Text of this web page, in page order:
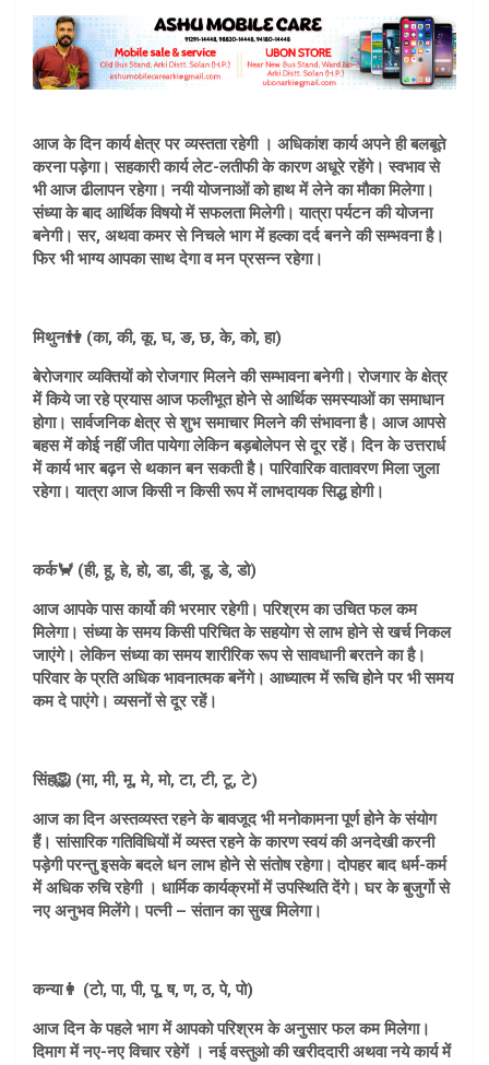
आज के दिन कार्य क्षेत्र पर व्यस्तता रहेगी । अधिकांश कार्य अपने ही बलबूते
करना पड़ेगा। सहकारी कार्य लेट-लतीफी के कारण अधूरे रहेंगे। स्वभाव से
भी आज ढीलापन रहेगा। नयी योजनाओं को हाथ में लेने का मौका मिलेगा।
संध्या के बाद आर्थिक विषयो में सफलता मिलेगी। यात्रा पर्यटन की योजना
बनेगी। सर, अथवा कमर से निचले भाग में हल्का दर्द बनने की सम्भवना है।
फिर भी भाग्य आपका साथ देगा व मन प्रसन्न रहेगा।
मिथुन👫 (का, की, कू, घ, ङ, छ, के, को, हा)
बेरोजगार व्यक्तियों को रोजगार मिलने की सम्भावना बनेगी। रोजगार के क्षेत्र
में किये जा रहे प्रयास आज फलीभूत होने से आर्थिक समस्याओं का समाधान
होगा। सार्वजनिक क्षेत्र से शुभ समाचार मिलने की संभावना है। आज आपसे
बहस में कोई नहीं जीत पायेगा लेकिन बड़बोलेपन से दूर रहें। दिन के उत्तरार्ध
में कार्य भार बढ़न से थकान बन सकती है। पारिवारिक वातावरण मिला जुला
रहेगा। यात्रा आज किसी न किसी रूप में लाभदायक सिद्ध होगी।
कर्क🦀 (ही, हू, हे, हो, डा, डी, डू, डे, डो)
आज आपके पास कार्यो की भरमार रहेगी। परिश्रम का उचित फल कम
मिलेगा। संध्या के समय किसी परिचित के सहयोग से लाभ होने से खर्च निकल
जाएंगे। लेकिन संध्या का समय शारीरिक रूप से सावधानी बरतने का है।
परिवार के प्रति अधिक भावनात्मक बनेंगे। आध्यात्म में रूचि होने पर भी समय
कम दे पाएंगे। व्यसनों से दूर रहें।
सिंह🦁 (मा, मी, मू, मे, मो, टा, टी, टू, टे)
आज का दिन अस्तव्यस्त रहने के बावजूद भी मनोकामना पूर्ण होने के संयोग
हैं। सांसारिक गतिविधियों में व्यस्त रहने के कारण स्वयं की अनदेखी करनी
पड़ेगी परन्तु इसके बदले धन लाभ होने से संतोष रहेगा। दोपहर बाद धर्म-कर्म
में अधिक रुचि रहेगी । धार्मिक कार्यक्रमों में उपस्थिति देंगे। घर के बुजुर्गो से
नए अनुभव मिलेंगे। पत्नी – संतान का सुख मिलेगा।
कन्या👩 (टो, पा, पी, पू, ष, ण, ठ, पे, पो)
आज दिन के पहले भाग में आपको परिश्रम के अनुसार फल कम मिलेगा।
दिमाग में नए-नए विचार रहेगें । नई वस्तुओ की खरीददारी अथवा नये कार्य में